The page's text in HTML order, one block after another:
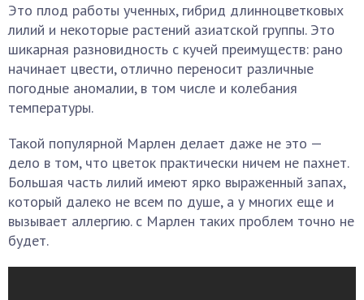
Это плод работы ученных, гибрид длинноцветковых
лилий и некоторые растений азиатской группы. Это
шикарная разновидность с кучей преимуществ: рано
начинает цвести, отлично переносит различные
погодные аномалии, в том числе и колебания
температуры.
Такой популярной Марлен делает даже не это —
дело в том, что цветок практически ничем не пахнет.
Большая часть лилий имеют ярко выраженный запах,
который далеко не всем по душе, а у многих еще и
вызывает аллергию. с Марлен таких проблем точно не
будет.